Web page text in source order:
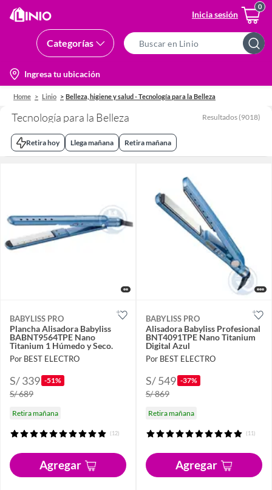
Inicia sesión
Categorías
Bar
location-
icon
Ingresa tu ubicación
Home Linio Belleza, higiene y salud - Tecnología para la Belleza
Tecnología para la Belleza Resultados (9018)
Retira hoy Llega mañana Retira mañana
BABYLISS PRO
Plancha Alisadora Babyliss
BABNT9564TPE Nano
Titanium 1 Húmedo y Seco.
Por BEST ELECTRO
S/ 339 -51%
S/ 689
Retira mañana
(12)
Agregar
BABYLISS PRO
Alisadora Babyliss Profesional
BNT4091TPE Nano Titanium
Digital Azul
Por BEST ELECTRO
S/ 549 -37%
S/ 869
Retira mañana
(11)
Agregar